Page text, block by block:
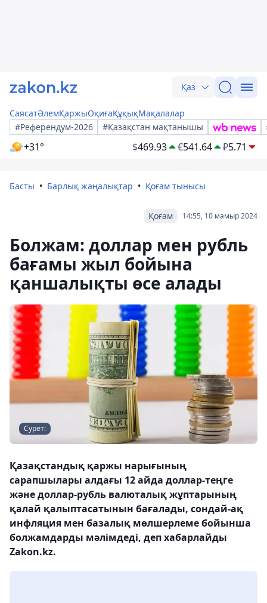
Қаз
СаясатӘлемҚаржыОқиғаҚұқықМақалалар
#Референдум-2026
#Қазақстан мақтанышы
+31° $469.93 €541.64 ₽5.71
Басты Барлық жаңалықтар Қоғам тынысы
14:55, 10 мамыр 2024
Қоғам
Болжам: доллар мен рубль
бағамы жыл бойына
қаншалықты өсе алады
Сурет:
Қазақстандық қаржы нарығының
сарапшылары алдағы 12 айда доллар-теңге
және доллар-рубль валюталық жұптарының
қалай қалыптасатынын бағалады, сондай-ақ
инфляция мен базалық мөлшерлеме бойынша
болжамдарды мәлімдеді, деп хабарлайды
Zakon.kz.